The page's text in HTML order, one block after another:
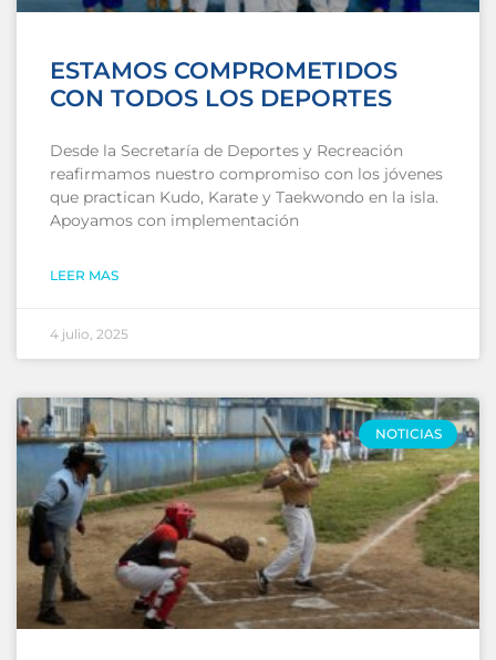
ESTAMOS COMPROMETIDOS
CON TODOS LOS DEPORTES
Desde la Secretaría de Deportes y Recreación
reafirmamos nuestro compromiso con los jóvenes
que practican Kudo, Karate y Taekwondo en la isla.
Apoyamos con implementación
LEER MAS
4 julio, 2025
NOTICIAS